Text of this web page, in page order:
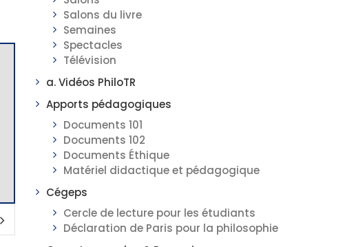
Salons du livre
Semaines
Spectacles
Télévision
a. Vidéos PhiloTR
Apports pédagogiques
Documents 101
Documents 102
Documents Éthique
Matériel didactique et pédagogique
Cégeps
Cercle de lecture pour les étudiants
Déclaration de Paris pour la philosophie